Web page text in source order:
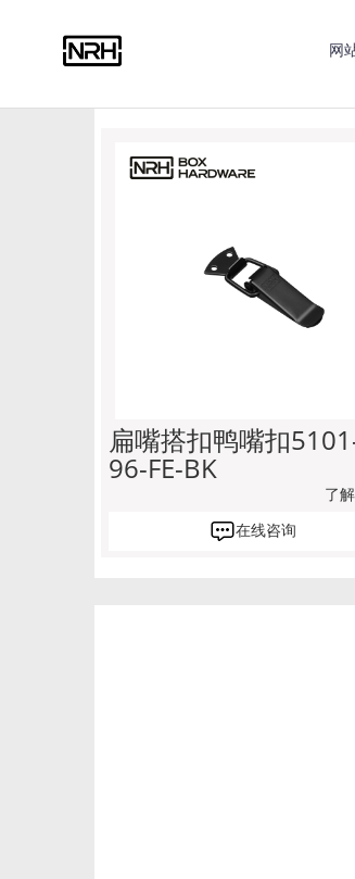
网
合页系列
脚垫系列 限位钢丝绳 脚轮系列
扁嘴搭扣鸭嘴扣
96-FE-BK
了
在线咨询